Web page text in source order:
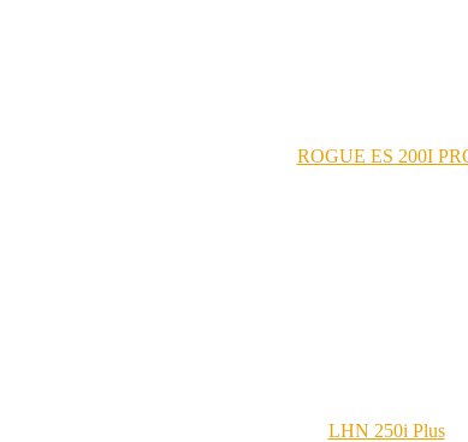
ROGUE ES 200I
LHN 250i Plus